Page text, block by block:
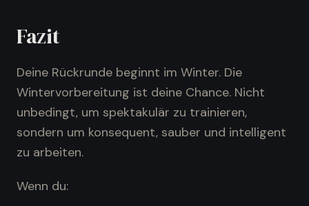
Fazit
Deine Rückrunde beginnt im Winter. Die
Wintervorbereitung ist deine Chance. Nicht
unbedingt, um spektakulär zu trainieren,
sondern um konsequent, sauber und intelligent
zu arbeiten.
Wenn du: